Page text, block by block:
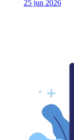
25 jun 2026